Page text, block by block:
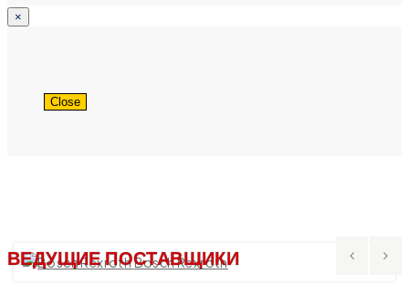
×
Close
ВЕДУЩИЕ ПОСТАВЩИКИ
Bosch Rexroth